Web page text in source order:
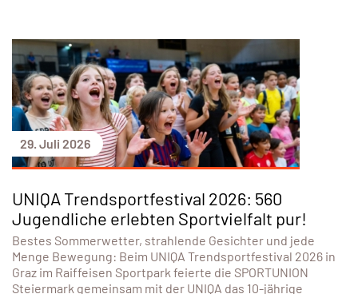
29. Juli 2026
UNIQA Trendsportfestival 2026: 560
Jugendliche erlebten Sportvielfalt pur!
Bestes Sommerwetter, strahlende Gesichter und jede
Menge Bewegung: Beim UNIQA Trendsportfestival 2026 in
Graz im Raiffeisen Sportpark feierte die SPORTUNION
Steiermark gemeinsam mit der UNIQA das 10-jährige